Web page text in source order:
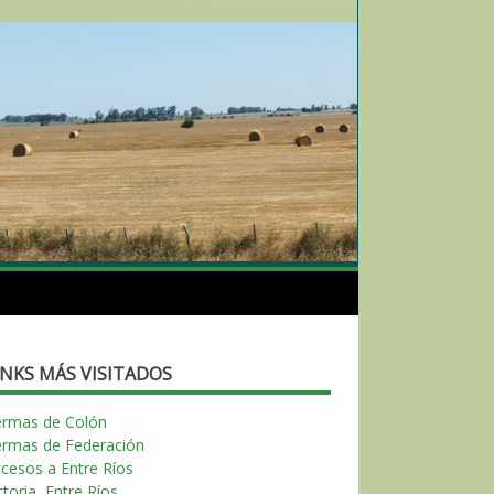
MÁS VISITADOS
de Colón
de Federación
a Entre Ríos